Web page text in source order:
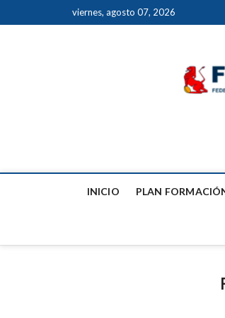
viernes, agosto 07, 2026
INICIO PLAN